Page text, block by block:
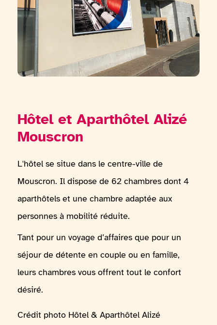
Hôtel et Aparthôtel Alizé
Mouscron
L'hôtel se situe dans le centre-ville de
Mouscron. Il dispose de 62 chambres dont 4
aparthôtels et une chambre adaptée aux
personnes à mobilité réduite.
Tant pour un voyage d’affaires que pour un
séjour de détente en couple ou en famille,
leurs chambres vous offrent tout le confort
désiré.
Crédit photo Hôtel & Aparthôtel Alizé